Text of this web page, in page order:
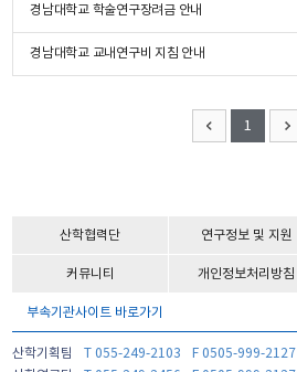
경남대학교 학술연구장려금 안내
경남대학교 교내연구비 지침 안내
1
산학협력단 연구정보 및 지원
커뮤니티 개인정보처리방침
부속기관사이트 바로가기
산학기획팀 T 055-249-2103
F 0505-999-2127